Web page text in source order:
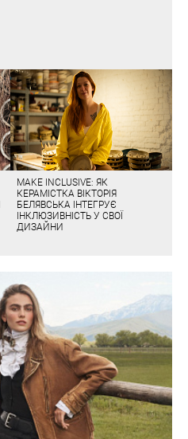
MAKE INCLUSIVE: ЯК
КЕРАМІСТКА ВІКТОРІЯ
БЕЛЯВСЬКА ІНТЕГРУЄ
ІНКЛЮЗИВНІСТЬ У СВОЇ
ДИЗАЙНИ